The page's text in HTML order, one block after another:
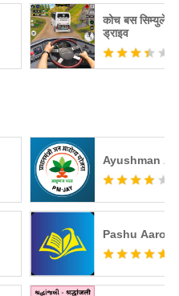
कोच बस
ड्राइव
Ayushman
Pashu